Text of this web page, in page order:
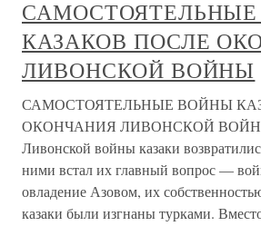
КАЗАКОВ ПОСЛЕ
ЛИВОНСКОЙ ВОЙНЫ
САМОСТОЯТЕЛЬНЫЕ ВОЙНЫ
ОКОНЧАНИЯ ЛИВОНСКОЙ ВОЙНЫ
Ливонской войны казаки
ними встал их главный вопрос —
овладение Азовом, их
казаки были изгнаны турками.